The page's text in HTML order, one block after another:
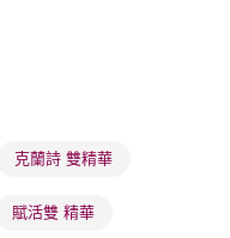
運費
分配至SF順豐速運或京東
克蘭詩 雙精華
賦活雙 精華